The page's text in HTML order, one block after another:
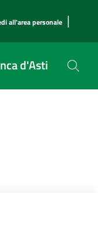
all'area personale |
d'Asti